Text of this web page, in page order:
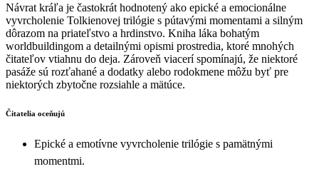
Návrat kráľa je častokrát hodnotený ako epické a emocionálne
vyvrcholenie Tolkienovej trilógie s pútavými momentami a silným
dôrazom na priateľstvo a hrdinstvo. Kniha láka bohatým
worldbuildingom a detailnými opismi prostredia, ktoré mnohých
čitateľov vtiahnu do deja. Zároveň viacerí spomínajú, že niektoré
pasáže sú rozťahané a dodatky alebo rodokmene môžu byť pre
niektorých zbytočne rozsiahle a mätúce.
Čitatelia oceňujú
Epické a emotívne vyvrcholenie trilógie s pamätnými
momentmi.